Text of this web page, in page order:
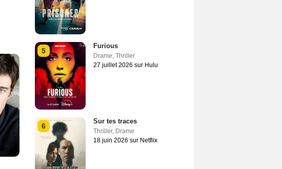
5
Furious
Drame, Thriller
27 juillet 2026 sur Hulu
6
Sur tes traces
Thriller, Drame
18 juin 2026 sur Netflix